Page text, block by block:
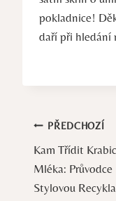
pokladnice!
daří při hledání
Navigace
pro
příspěvek
PŘEDCHOZÍ
Kam Třídit
Mléka: Průvodce
Stylovou